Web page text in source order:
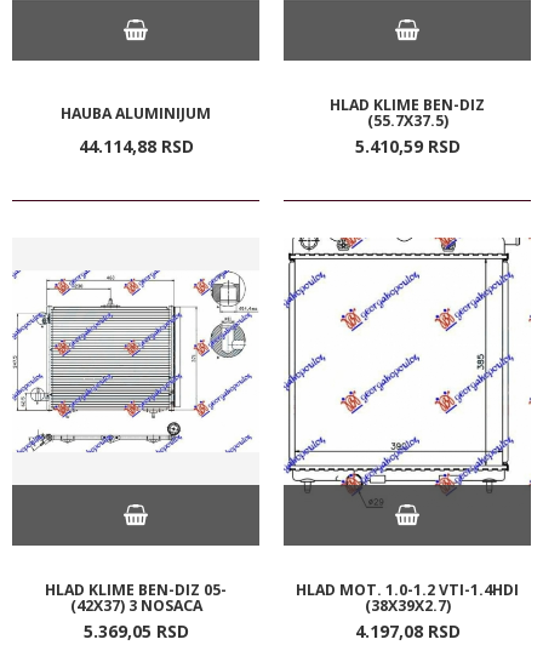
HAUBA ALUMINIJUM
44.114,88 RSD
HLAD KLIME BEN-DIZ
(55.7X37.5)
5.410,59 RSD
HLAD KLIME BEN-DIZ 05-
(42X37) 3 NOSACA
5.369,05 RSD
HLAD MOT. 1.0-1.2 VTI-1.4HDI
(38X39X2.7)
4.197,08 RSD